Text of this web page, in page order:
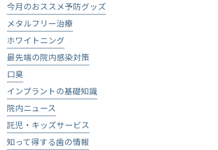
今月のおススメ予防グッズ
メタルフリー治療
ホワイトニング
最先端の院内感染対策
口臭
インプラントの基礎知識
院内ニュース
託児・キッズサービス
知って得する歯の情報